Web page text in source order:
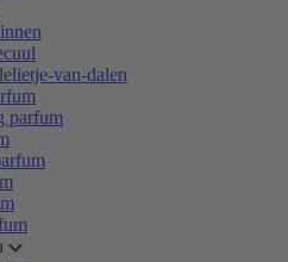
van-dalen
parfum